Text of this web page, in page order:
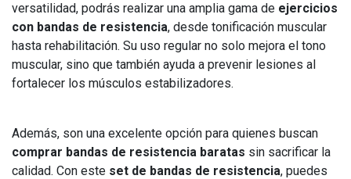
versatilidad, podrás realizar una amplia gama de ejercicios
con bandas de resistencia, desde tonificación muscular
hasta rehabilitación. Su uso regular no solo mejora el tono
muscular, sino que también ayuda a prevenir lesiones al
fortalecer los músculos estabilizadores.
Además, son una excelente opción para quienes buscan
comprar bandas de resistencia baratas sin sacrificar la
calidad. Con este set de bandas de resistencia, puedes